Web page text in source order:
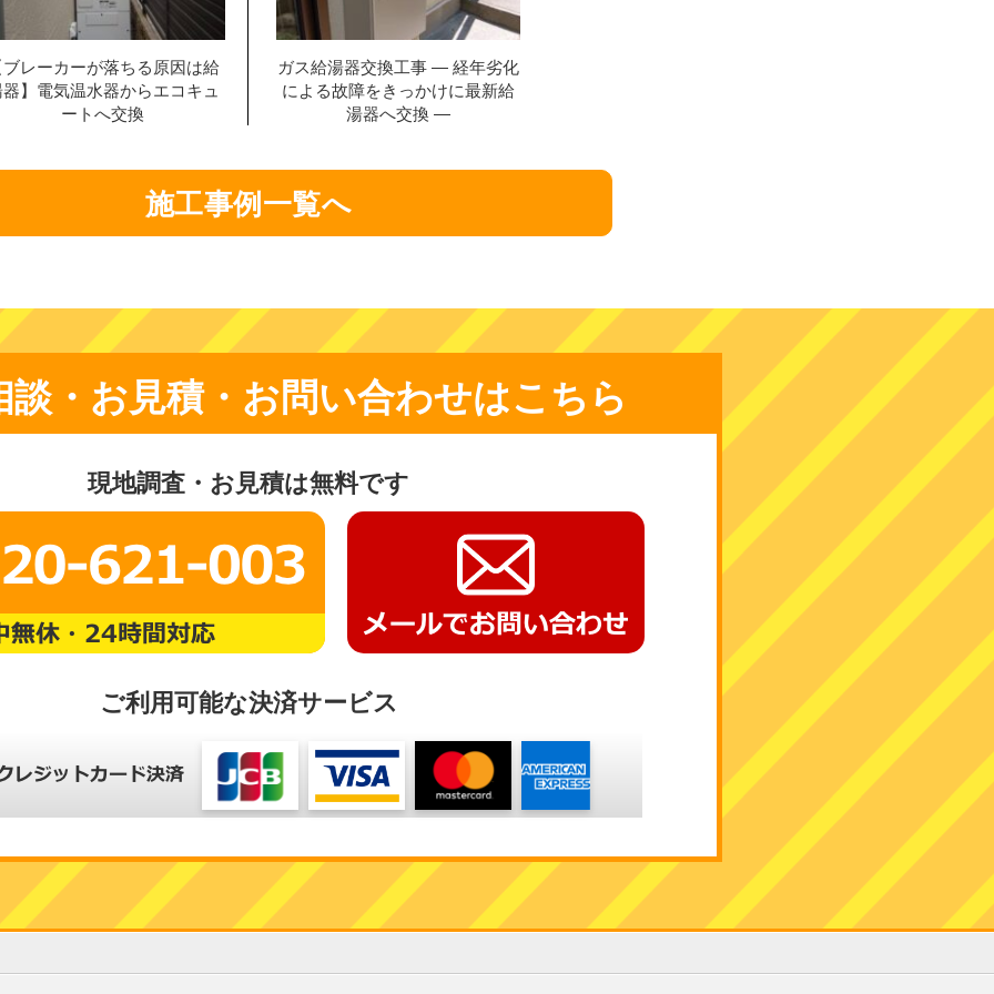
レーカーが落ちる原因は給
】電気温水器からエコキュ
ートへ交換
ガス給湯器交換工事 ― 経年劣化
による故障をきっかけに最新給
湯器へ交換 ―
施工事例一覧へ
談・お見積・お問い合わせはこちら
現地調査・お見積は無料です
ご利用可能な決済サービス